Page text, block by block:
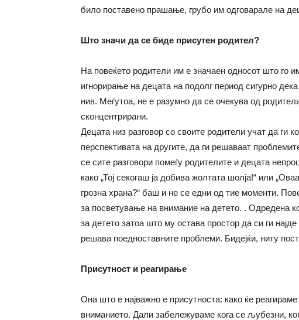
било поставено прашање, грубо им одговарале на
Што значи да се биде присутен родител?
На повеќето родители им е значаен односот што го
игнорирање на децата на подолг период сигурно
нив. Меѓутоа, не е разумно да се очекува од
сконцентрирани.
Децата низ разговор со своите родители учат да ги
перспективата на другите, да ги решаваат
се сите разговори помеѓу родителите и децата
како „Тој секогаш ја добива жолтата шолја!“ или
грозна храна?“ баш и не се едни од тие моменти.
за посветување на внимание на детето. . Одредена
за детето затоа што му остава простор да си ги
решава поедноставните проблеми. Бидејќи, ниту
Присутност и реагирање
Она што е најважно е присутноста: како ќе
вниманието. Дали забележуваме кога се љубезни,